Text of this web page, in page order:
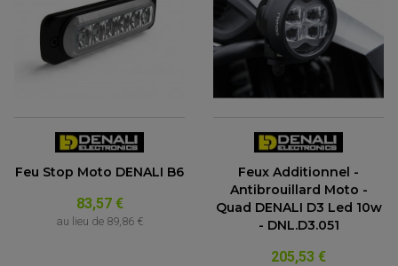
Feu Stop Moto DENALI B6
83,57 €
au lieu de 89,86 €
Feux Additionnel -
Antibrouillard Moto -
Quad DENALI D3 Led 10w
- DNL.D3.051
205,53 €